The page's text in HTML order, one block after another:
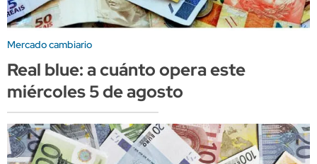
Mercado cambiario
Real blue: a cuánto opera este
miércoles 5 de agosto